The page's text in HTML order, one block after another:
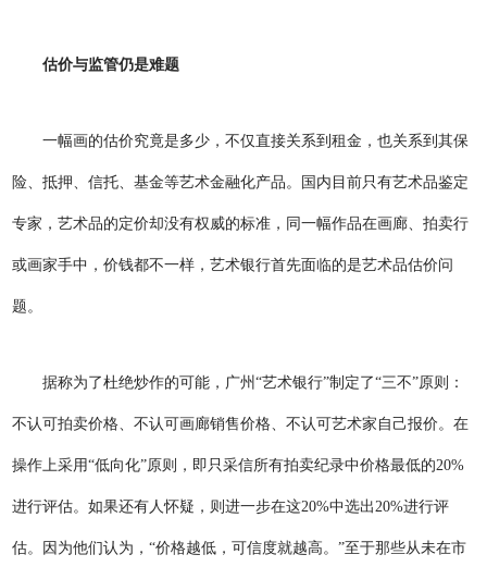
估价与监管仍是难题
一幅画的估价究竟是多少，不仅直接关系到租金，也关系到其保
险、抵押、信托、基金等艺术金融化产品。国内目前只有艺术品鉴定
专家，艺术品的定价却没有权威的标准，同一幅作品在画廊、拍卖行
或画家手中，价钱都不一样，艺术银行首先面临的是艺术品估价问
题。
据称为了杜绝炒作的可能，广州“艺术银行”制定了“三不”原则：
不认可拍卖价格、不认可画廊销售价格、不认可艺术家自己报价。在
操作上采用“低向化”原则，即只采信所有拍卖纪录中价格最低的20%
进行评估。如果还有人怀疑，则进一步在这20%中选出20%进行评
估。因为他们认为，“价格越低，可信度就越高。”至于那些从未在市